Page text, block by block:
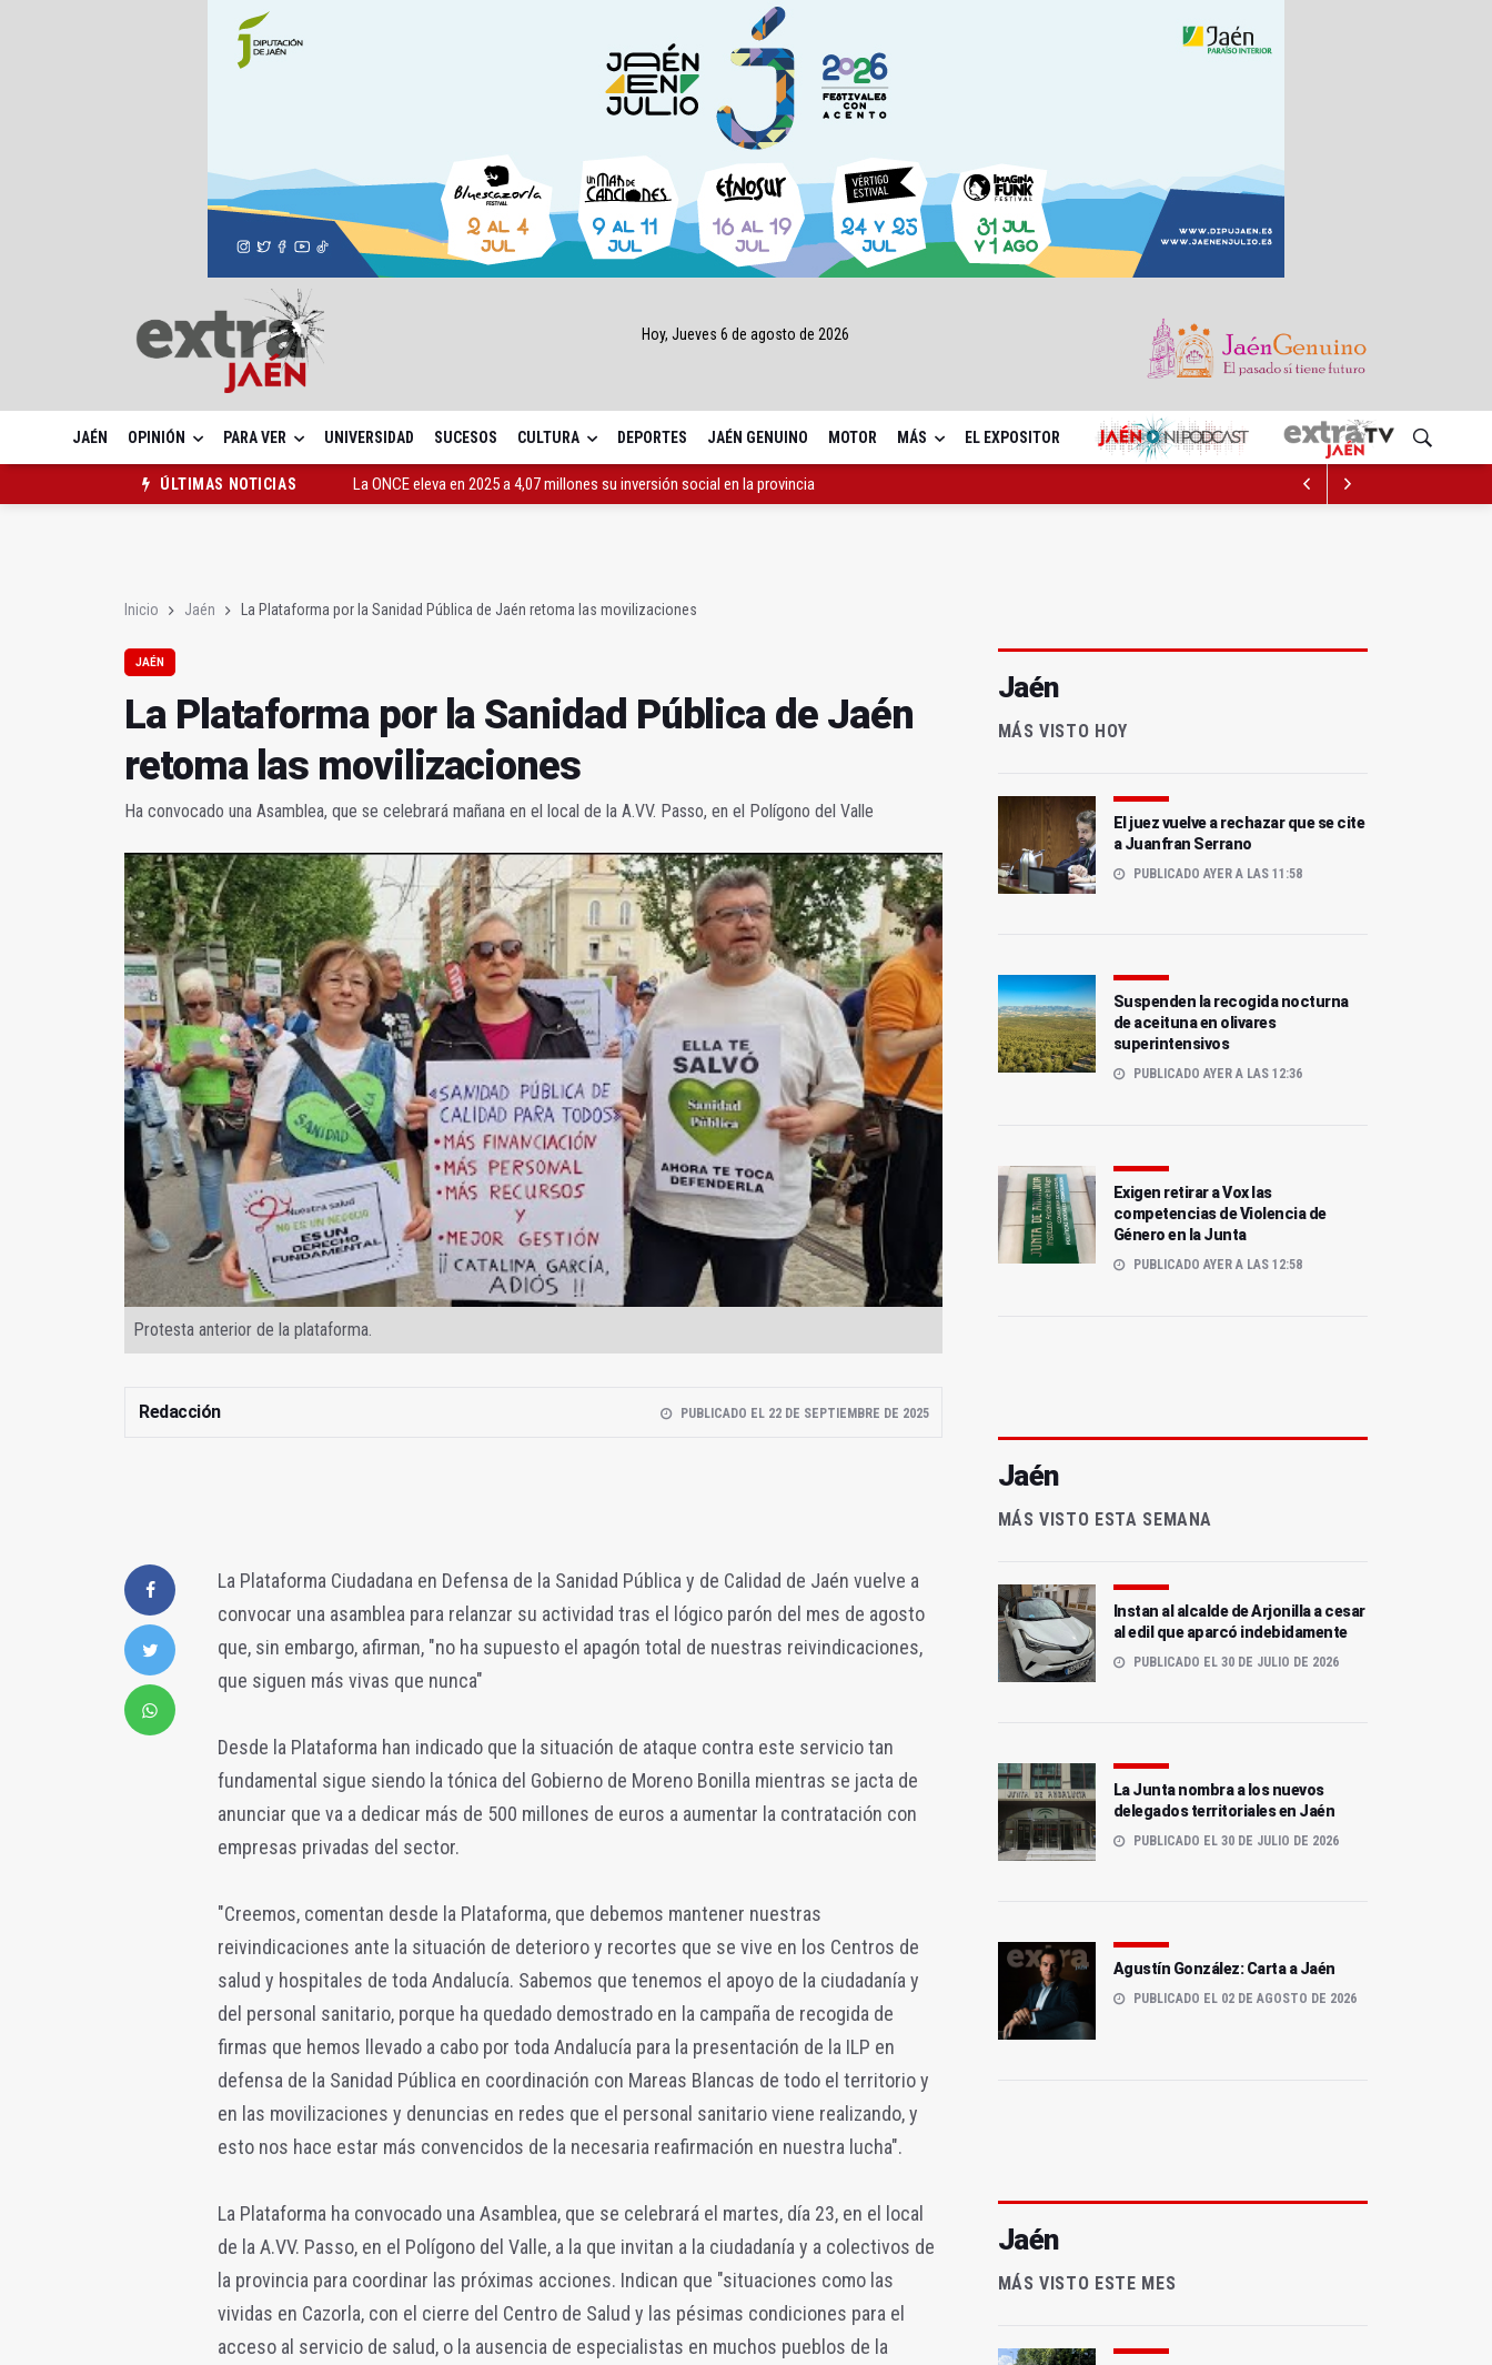
Hoy, Jueves 6 de agosto de 2026
JAÉN OPINIÓN PARA VER UNIVERSIDAD SUCESOS CULTURA DEPORTES JAÉN GENUINO MOTOR MÁS EL EXPOSITOR
ÚLTIMAS NOTICIAS
La ONCE eleva en 2025 a 4,07 millones su inversión social en la provincia
Inicio Jaén La Plataforma por la Sanidad Pública de Jaén retoma las movilizaciones
JAÉN
La Plataforma por la Sanidad Pública de Jaén
retoma las movilizaciones
Ha convocado una Asamblea, que se celebrará mañana en el local de la A.VV. Passo, en el Polígono del Valle
Protesta anterior de la plataforma.
Redacción PUBLICADO EL 22 DE SEPTIEMBRE DE 2025
La Plataforma Ciudadana en Defensa de la Sanidad Pública y de Calidad de Jaén vuelve a
convocar una asamblea para relanzar su actividad tras el lógico parón del mes de agosto
que, sin embargo, afirman, "no ha supuesto el apagón total de nuestras reivindicaciones,
que siguen más vivas que nunca"
Desde la Plataforma han indicado que la situación de ataque contra este servicio tan
fundamental sigue siendo la tónica del Gobierno de Moreno Bonilla mientras se jacta de
anunciar que va a dedicar más de 500 millones de euros a aumentar la contratación con
empresas privadas del sector.
"Creemos, comentan desde la Plataforma, que debemos mantener nuestras
reivindicaciones ante la situación de deterioro y recortes que se vive en los Centros de
salud y hospitales de toda Andalucía. Sabemos que tenemos el apoyo de la ciudadanía y
del personal sanitario, porque ha quedado demostrado en la campaña de recogida de
firmas que hemos llevado a cabo por toda Andalucía para la presentación de la ILP en
defensa de la Sanidad Pública en coordinación con Mareas Blancas de todo el territorio y
en las movilizaciones y denuncias en redes que el personal sanitario viene realizando, y
esto nos hace estar más convencidos de la necesaria reafirmación en nuestra lucha".
La Plataforma ha convocado una Asamblea, que se celebrará el martes, día 23, en el local
de la A.VV. Passo, en el Polígono del Valle, a la que invitan a la ciudadanía y a colectivos de
la provincia para coordinar las próximas acciones. Indican que "situaciones como las
vividas en Cazorla, con el cierre del Centro de Salud y las pésimas condiciones para el
acceso al servicio de salud, o la ausencia de especialistas en muchos pueblos de la
Jaén
MÁS VISTO HOY
El juez vuelve a rechazar que se cite
a Juanfran Serrano
PUBLICADO AYER A LAS 11:58
Suspenden la recogida nocturna
de aceituna en olivares
superintensivos
PUBLICADO AYER A LAS 12:36
Exigen retirar a Vox las
competencias de Violencia de
Género en la Junta
PUBLICADO AYER A LAS 12:58
Jaén
MÁS VISTO ESTA SEMANA
Instan al alcalde de Arjonilla a cesar
al edil que aparcó indebidamente
PUBLICADO EL 30 DE JULIO DE 2026
La Junta nombra a los nuevos
delegados territoriales en Jaén
PUBLICADO EL 30 DE JULIO DE 2026
Agustín González: Carta a Jaén
PUBLICADO EL 02 DE AGOSTO DE 2026
Jaén
MÁS VISTO ESTE MES